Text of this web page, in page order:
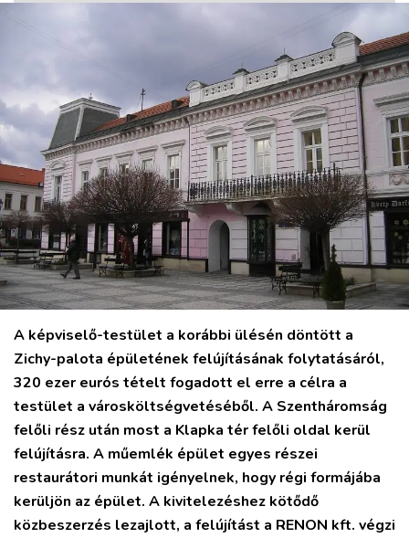
VÁROS
RÉGIÓ
SPORT
KULTÚRA
PODCAST
MIX
A képviselő-testület a korábbi ülésén döntött a
Zichy-palota épületének felújításának folytatásáról,
320 ezer eurós tételt fogadott el erre a célra a
testület a városköltségvetéséből. A Szentháromság
felőli rész után most a Klapka tér felőli oldal kerül
felújításra. A műemlék épület egyes részei
restaurátori munkát igényelnek, hogy régi formájába
kerüljön az épület. A kivitelezéshez kötődő
közbeszerzés lezajlott, a felújítást a RENON kft. végzi